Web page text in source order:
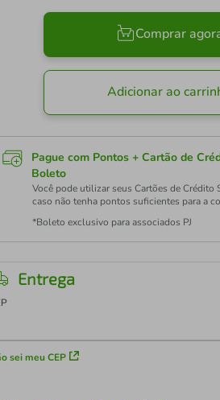
Comprar
Adicionar ao
Pague com Pontos + Cartão de
Boleto
Você pode utilizar seus Cartões de Crédito
caso não tenha pontos suficientes para a
*Boleto exclusivo para associados PJ
Entrega
sei meu CEP